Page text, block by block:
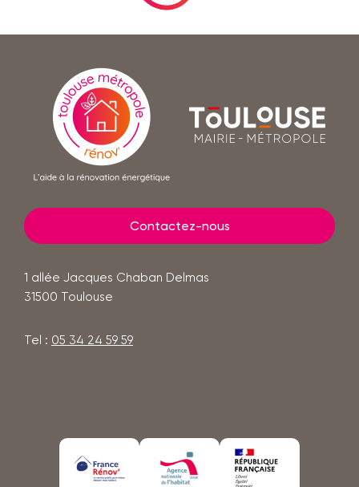
En
savoir
plus
Toulouse
mairie
Contactez-nous
1 allée Jacques Chaban Delmas
31500 Toulouse
Tel : 05 34 24 59 59